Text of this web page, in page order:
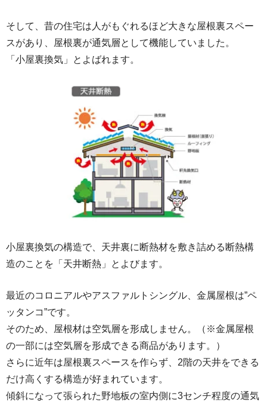
そして、昔の住宅は人がもぐれるほど大きな屋根裏スペー
スがあり、屋根裏が通気層として機能していました。
「小屋裏換気」とよばれます。
小屋裏換気の構造で、天井裏に断熱材を敷き詰める断熱構
造のことを「天井断熱」とよびます。
最近のコロニアルやアスファルトシングル、金属屋根は”ペ
ッタンコ”です。
そのため、屋根材は空気層を形成しません。（※金属屋根
の一部には空気層を形成できる商品があります。）
さらに近年は屋根裏スペースを作らず、2階の天井をできる
だけ高くする構造が好まれています。
傾斜になって張られた野地板の室内側に3センチ程度の通気